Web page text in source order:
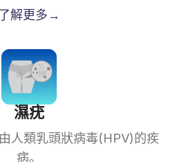
解更多→
濕疣
人類乳頭狀病毒(HPV)的疾
病。